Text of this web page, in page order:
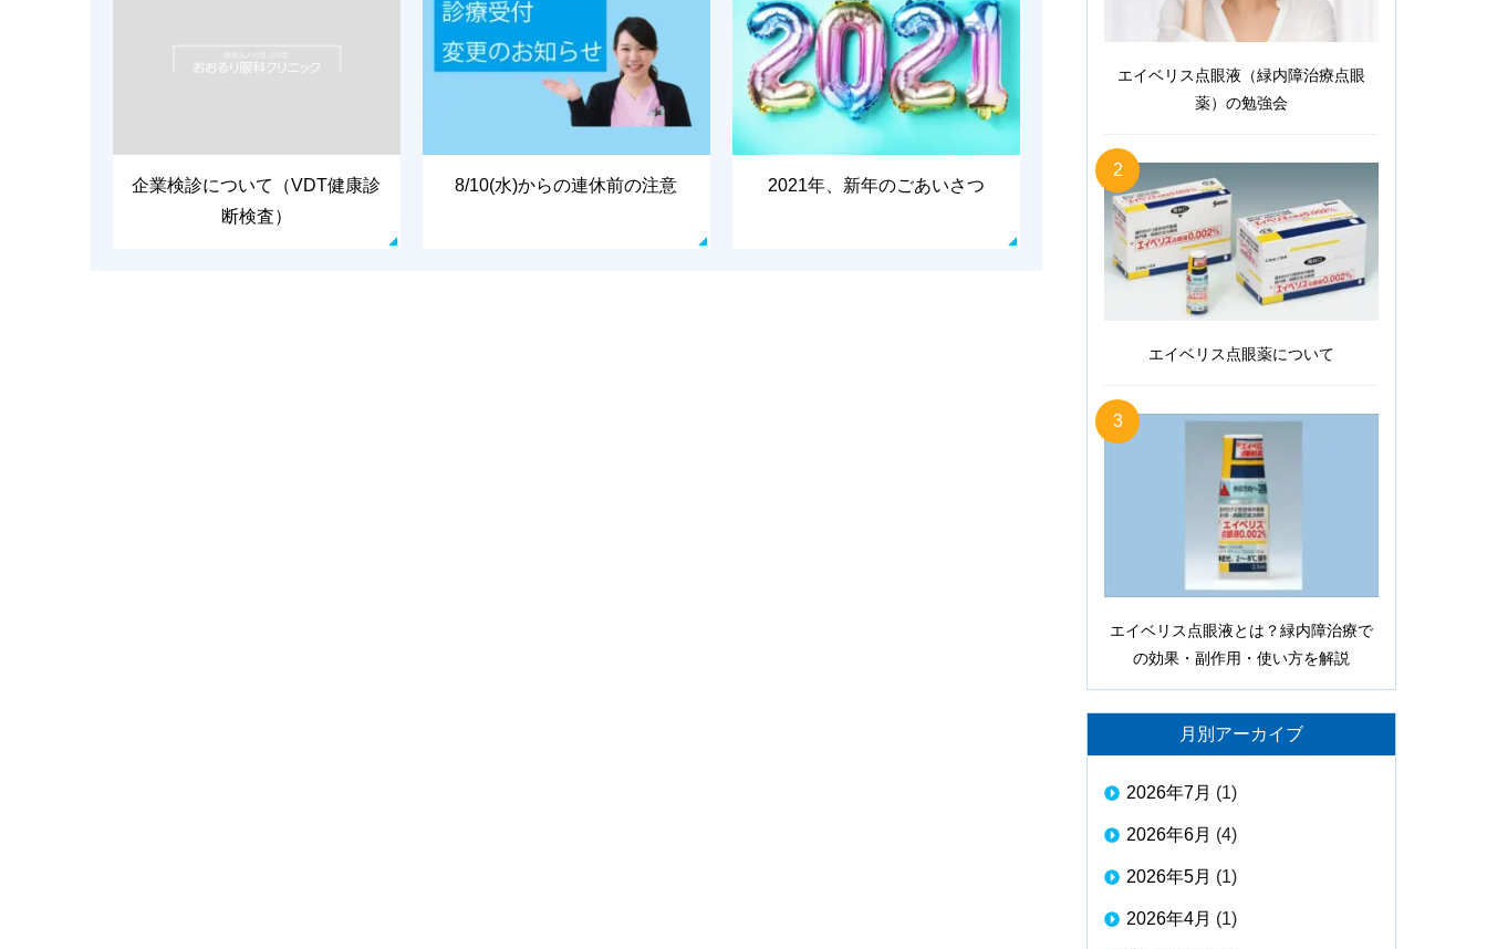
企業検診について（VDT健康診
断検査）
8/10(水)からの連休前の注意 2021年、新年のごあいさつ
エイベリス点眼液（緑内障治療点眼
薬）の勉強会
2
エイベリス点眼薬について
3
エイベリス点眼液とは？緑内障治療で
の効果・副作用・使い方を解説
月別アーカイブ
2026年7月 (1)
2026年6月 (4)
2026年5月 (1)
2026年4月 (1)